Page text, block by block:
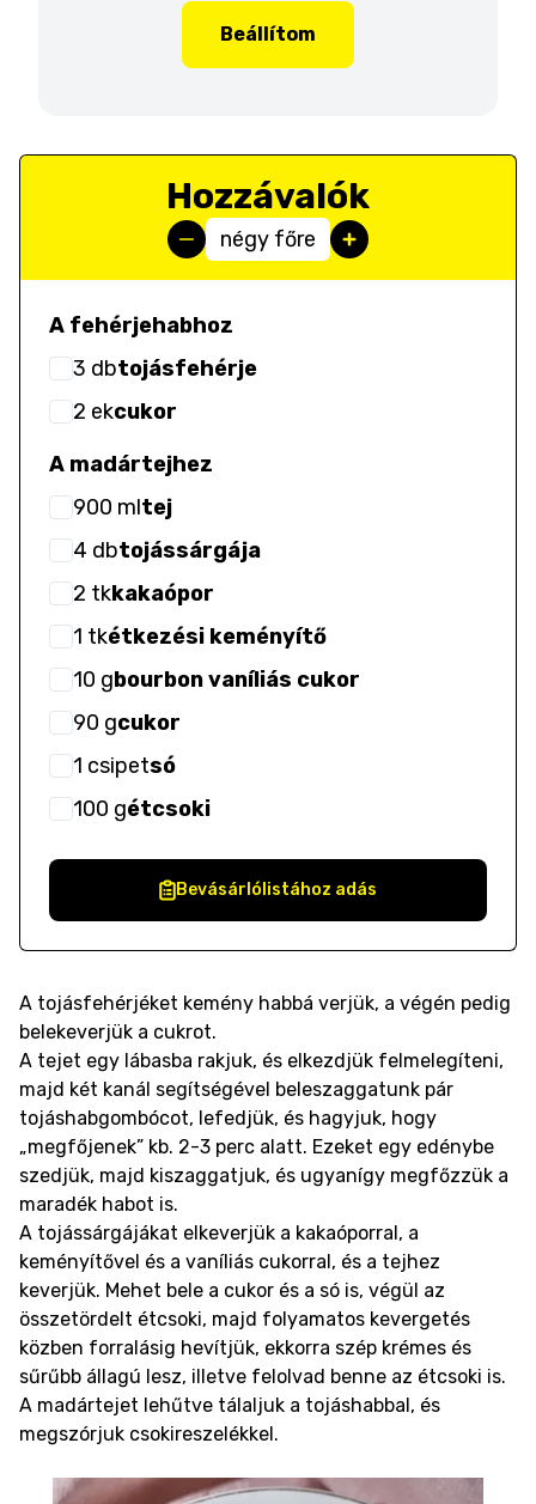
Beállítom
Hozzávalók
négy főre
A fehérjehabhoz
3 dbtojásfehérje
2 ekcukor
A madártejhez
900 mltej
4 dbtojássárgája
2 tkkakaópor
1 tkétkezési keményítő
10 gbourbon vaníliás cukor
90 gcukor
1 csipetsó
100 gétcsoki
Bevásárlólistához adás
A tojásfehérjéket kemény habbá verjük, a végén pedig
belekeverjük a cukrot.
A tejet egy lábasba rakjuk, és elkezdjük felmelegíteni,
majd két kanál segítségével beleszaggatunk pár
tojáshabgombócot, lefedjük, és hagyjuk, hogy
„megfőjenek” kb. 2-3 perc alatt. Ezeket egy edénybe
szedjük, majd kiszaggatjuk, és ugyanígy megfőzzük a
maradék habot is.
A tojássárgájákat elkeverjük a kakaóporral, a
keményítővel és a vaníliás cukorral, és a tejhez
keverjük. Mehet bele a cukor és a só is, végül az
összetördelt étcsoki, majd folyamatos kevergetés
közben forralásig hevítjük, ekkorra szép krémes és
sűrűbb állagú lesz, illetve felolvad benne az étcsoki is.
A madártejet lehűtve tálaljuk a tojáshabbal, és
megszórjuk csokireszelékkel.